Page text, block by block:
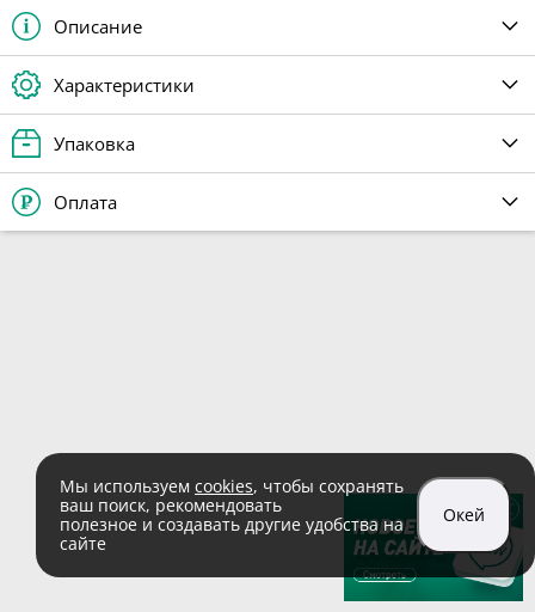
Описание
Характеристики
Упаковка
Оплата
Мы используем cookies, чтобы сохранять
ваш поиск, рекомендовать
полезное и создавать другие удобства на
сайте
Окей